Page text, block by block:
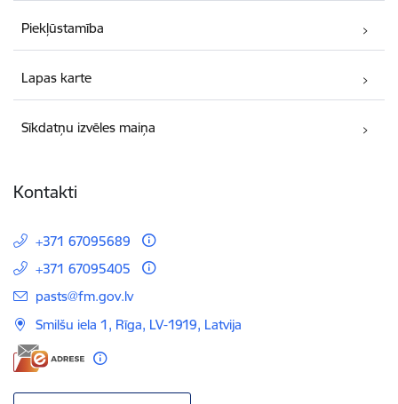
Piekļūstamība
Lapas karte
Sīkdatņu izvēles maiņa
Kontakti
+371 67095689
+371 67095405
E-pasts:
pasts@fm.gov.lv
Smilšu iela 1, Rīga, LV-1919, Latvija